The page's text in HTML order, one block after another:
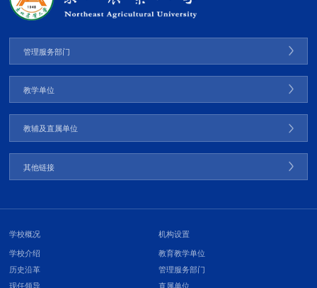
管理服务部门
教学单位
教辅及直属单位
其他链接
学校概况
学校介绍
历史沿革
现任领导
机构设置
教育教学单位
管理服务部门
直属单位